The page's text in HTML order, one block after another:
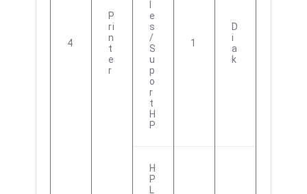
4
P
Ri
N
T
E
R
E
S
/
S
U
P
O
R
T
H
P
1
D
I
A
K
H
P